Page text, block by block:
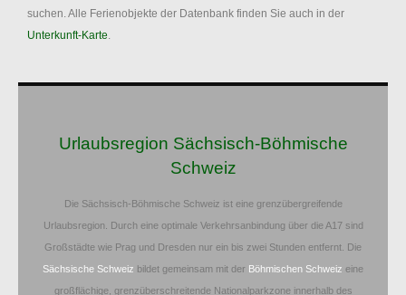
suchen. Alle Ferienobjekte der Datenbank finden Sie auch in der
Unterkunft-Karte.
Urlaubsregion Sächsisch-Böhmische
Schweiz
Die Sächsisch-Böhmische Schweiz ist eine grenzübergreifende
Urlaubsregion. Durch eine optimale Verkehrsanbindung über die A17 sind
Großstädte wie Prag und Dresden nur ein bis zwei Stunden entfernt. Die
Sächsische Schweiz bildet gemeinsam mit der Böhmischen Schweiz eine
großflächige, grenzüberschreitende Nationalparkzone innerhalb des